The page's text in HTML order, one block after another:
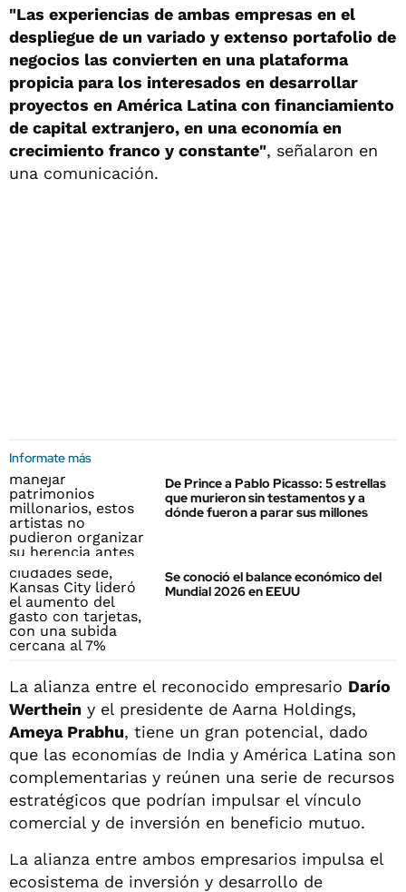
"Las experiencias de ambas empresas en el
despliegue de un variado y extenso portafolio de
negocios las convierten en una plataforma
propicia para los interesados en desarrollar
proyectos en América Latina con financiamiento
de capital extranjero, en una economía en
crecimiento franco y constante", señalaron en
una comunicación.
Informate más
De Prince a Pablo Picasso: 5 estrellas
que murieron sin testamentos y a
dónde fueron a parar sus millones
Se conoció el balance económico del
Mundial 2026 en EEUU
La alianza entre el reconocido empresario Darío
Werthein y el presidente de Aarna Holdings,
Ameya Prabhu, tiene un gran potencial, dado
que las economías de India y América Latina son
complementarias y reúnen una serie de recursos
estratégicos que podrían impulsar el vínculo
comercial y de inversión en beneficio mutuo.
La alianza entre ambos empresarios impulsa el
ecosistema de inversión y desarrollo de